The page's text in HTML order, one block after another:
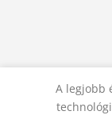
A legjobb